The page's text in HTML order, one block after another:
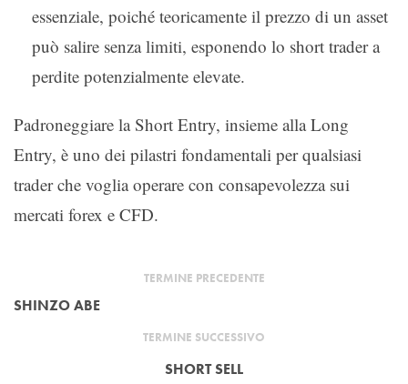
essenziale, poiché teoricamente il prezzo di un asset
può salire senza limiti, esponendo lo short trader a
perdite potenzialmente elevate.
Padroneggiare la Short Entry, insieme alla Long
Entry, è uno dei pilastri fondamentali per qualsiasi
trader che voglia operare con consapevolezza sui
mercati forex e CFD.
TERMINE PRECEDENTE
SHINZO ABE
TERMINE SUCCESSIVO
SHORT SELL